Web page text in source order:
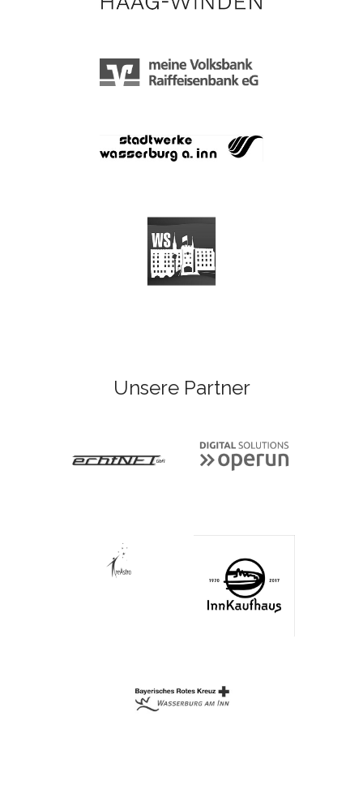
Unsere Partner